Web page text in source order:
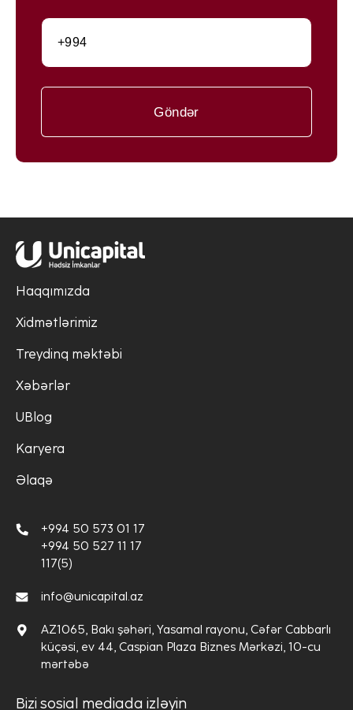
Göndər
Haqqımızda
Xidmətlərimiz
Treydinq məktəbi
Xəbərlər
UBlog
Karyera
Əlaqə
+994 50 573 01 17
+994 50 527 11 17
117(5)
info@unicapital.az
AZ1065, Bakı şəhəri, Yasamal rayonu, Cəfər Cabbarlı
küçəsi, ev 44, Caspian Plaza Biznes Mərkəzi, 10-cu
mərtəbə
Bizi sosial mediada izləyin